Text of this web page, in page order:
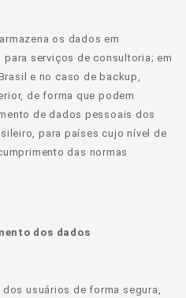
os dados em
serviços de consultoria; em
e no caso de backup,
de forma que podem
de dados pessoais dos
para países cujo nível de
das normas
dos dados
usuários de forma segura,